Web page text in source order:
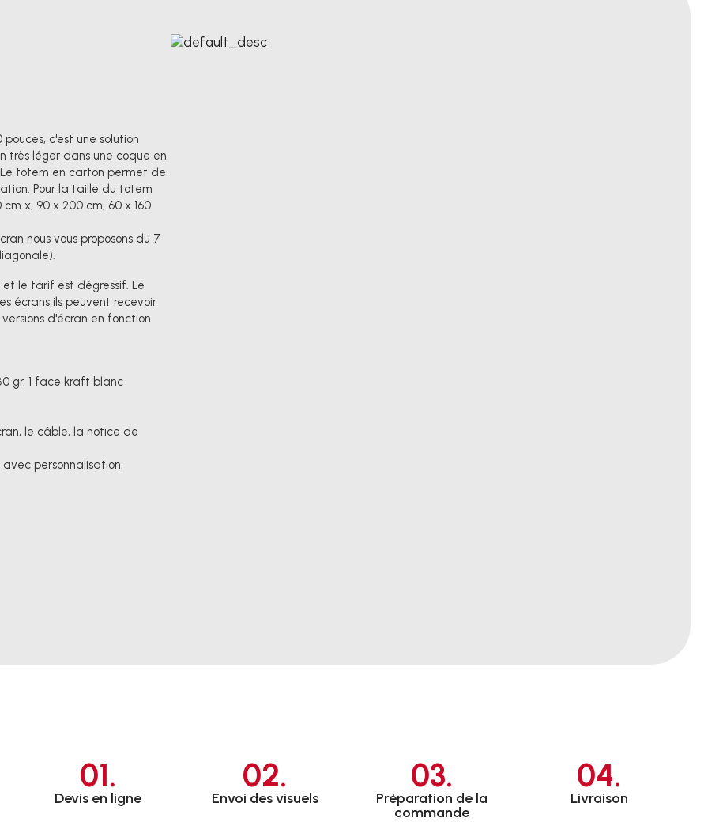
c'est une solution
très léger dans une coque en
totem en carton permet de
Pour la taille du totem
x, 90 x 200 cm, 60 x 160
nous vous proposons du 7
le tarif est dégressif. Le
écrans ils peuvent recevoir
d'écran en fonction
gr, 1 face kraft blanc
le câble, la notice de
personnalisation,
01.
Devis en ligne
02.
Envoi des visuels
03.
Préparation de la
commande
04.
Livraison